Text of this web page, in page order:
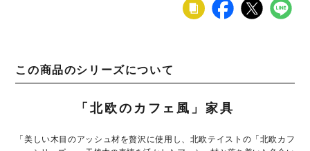
この商品のシリーズについて
「北欧のカフェ風」家具
「美しい木目のアッシュ材を贅沢に使用し、北欧テイストの「北欧カフ